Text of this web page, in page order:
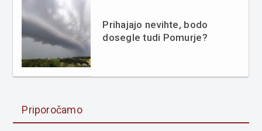
Prihajajo nevihte, bodo
dosegle tudi Pomurje?
Priporočamo